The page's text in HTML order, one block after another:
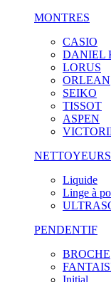
MONTRES
CASIO
DANIEL
LORUS
ORLEAN
SEIKO
TISSOT
ASPEN
NETTOYEURS
Liquide
Linge à
PENDENTIF
BROCHE
Initial